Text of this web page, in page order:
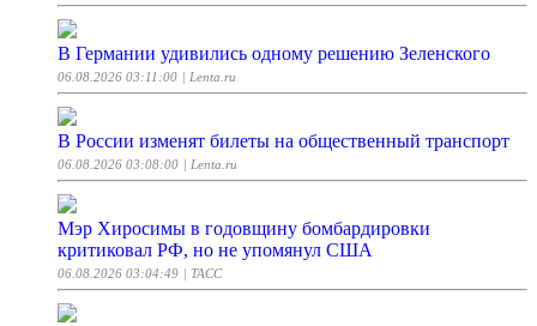
В Германии удивились одному решению Зеленского
06.08.2026 03:11:00 | Lenta.ru
В России изменят билеты на общественный транспорт
06.08.2026 03:08:00 | Lenta.ru
Мэр Хиросимы в годовщину бомбардировки
критиковал РФ, но не упомянул США
06.08.2026 03:04:49 | ТАСС